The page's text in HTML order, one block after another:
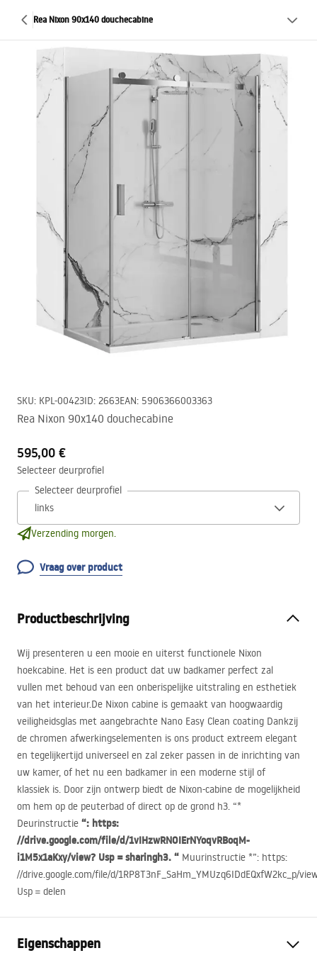
Rea Nixon 90x140 douchecabine
SKU: KPL-00423ID: 2663EAN: 5906366003363
Rea Nixon 90x140 douchecabine
595,00 €
Selecteer deurprofiel
Selecteer deurprofiel
Verzending morgen.
Vraag over product
Productbeschrijving
Wij presenteren u een mooie en uiterst functionele Nixon
hoekcabine. Het is een product dat uw badkamer perfect zal
vullen met behoud van een onberispelijke uitstraling en esthetiek
van het interieur.De Nixon cabine is gemaakt van hoogwaardig
veiligheidsglas met aangebrachte Nano Easy Clean coating Dankzij
de chromen afwerkingselementen is ons product extreem elegant
en tegelijkertijd universeel en zal zeker passen in de inrichting van
uw kamer, of het nu een badkamer in een moderne stijl of
klassiek is. Door zijn ontwerp biedt de Nixon-cabine de mogelijkheid
om hem op de peuterbad of direct op de grond h3. “*
Deurinstructie “: https:
//drive.google.com/file/d/1vIHzwRNOIErNYoqvRBoqM-
i1M5x1aKxy/view? Usp = sharingh3. “ Muurinstructie *”: https:
//drive.google.com/file/d/1RP8T3nF_SaHm_YMUzq6IDdEQxfW2kc_p/
Usp = delen
Eigenschappen